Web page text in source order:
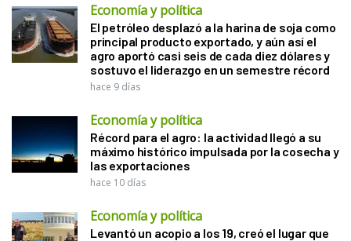
Economía y política
El petróleo desplazó a la harina de soja como
principal producto exportado, y aún así el
agro aportó casi seis de cada diez dólares y
sostuvo el liderazgo en un semestre récord
hace 9 días
Economía y política
Récord para el agro: la actividad llegó a su
máximo histórico impulsada por la cosecha y
las exportaciones
hace 10 días
Economía y política
Levantó un acopio a los 19, creó el lugar que